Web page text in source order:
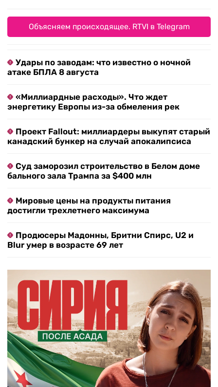
Объясняем происходящее. RTVI в Telegram
Удары по заводам: что известно о ночной
атаке БПЛА 8 августа
«Миллиардные расходы». Что ждет
энергетику Европы из-за обмеления рек
Проект Fallout: миллиардеры выкупят старый
канадский бункер на случай апокалипсиса
Суд заморозил строительство в Белом доме
бального зала Трампа за $400 млн
Мировые цены на продукты питания
достигли трехлетнего максимума
Продюсеры Мадонны, Бритни Спирс, U2 и
Blur умер в возрасте 69 лет